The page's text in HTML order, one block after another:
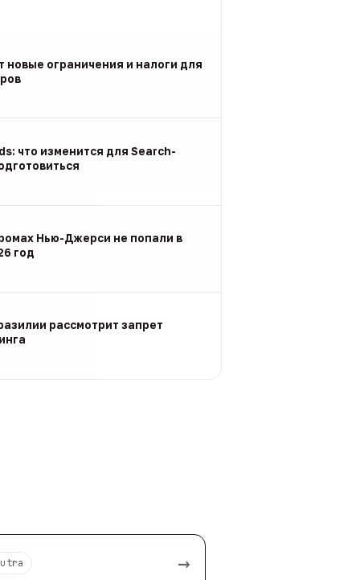
новые ограничения и налоги для
что изменится для Search-
Нью-Джерси не попали в
год
рассмотрит запрет
→